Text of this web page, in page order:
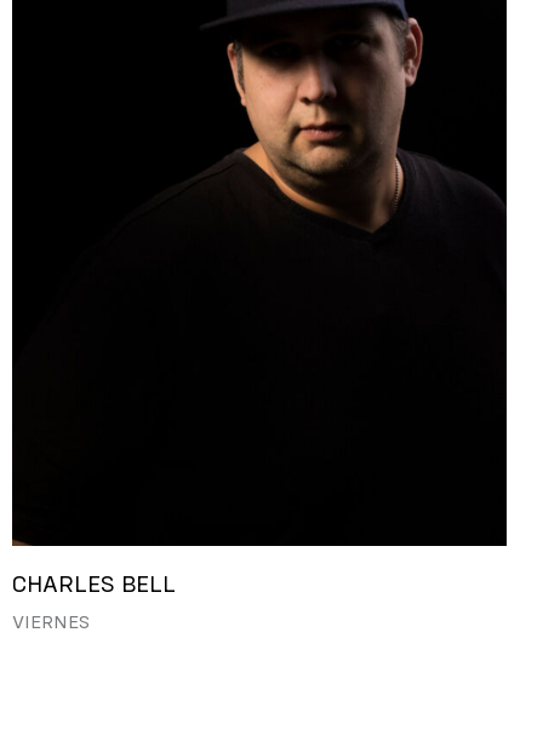
CHARLES BELL
VIERNES